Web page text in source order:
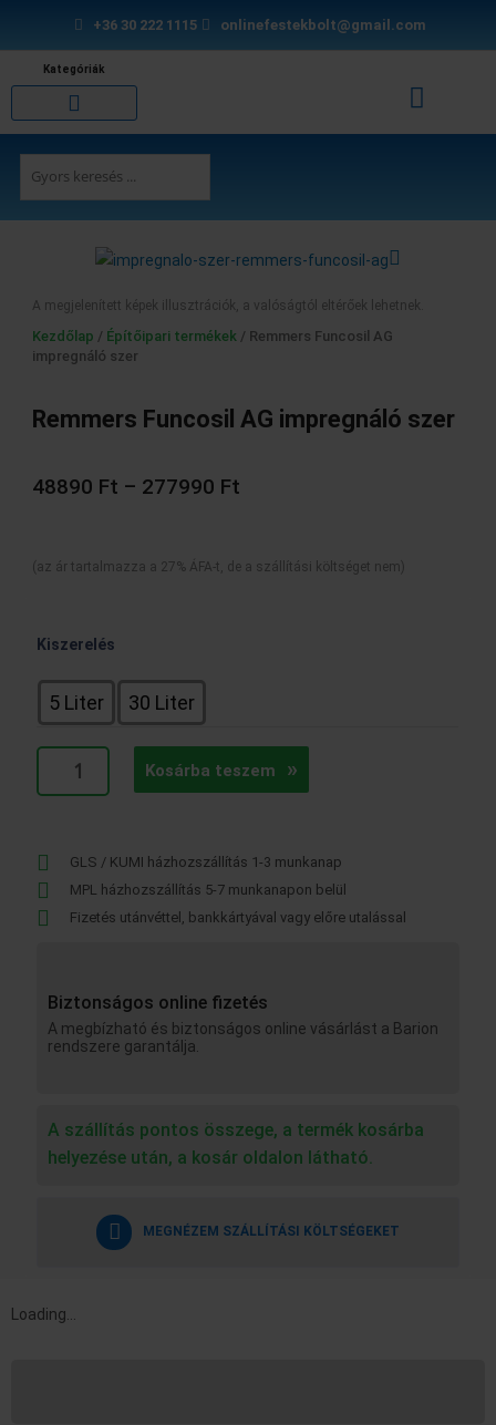
content
+36 30 222 1115 onlinefestekbolt@gmail.com
Kategóriák
Kosár
A megjelenített képek illusztrációk, a valóságtól eltérőek lehetnek.
Kezdőlap / Építőipari termékek / Remmers Funcosil AG
impregnáló szer
Remmers Funcosil AG impregnáló szer
48890 Ft – 277990 Ft
(az ár tartalmazza a 27% ÁFA-t, de a szállítási költséget nem)
Kiszerelés
5 Liter 30 Liter
Funcosil
impregnáló
Kosárba teszem
GLS / KUMI házhozszállítás 1-3 munkanap
MPL házhozszállítás 5-7 munkanapon belül
Fizetés utánvéttel, bankkártyával vagy előre utalással
Biztonságos online fizetés
A megbízható és biztonságos online vásárlást a Barion
rendszere garantálja.
A szállítás pontos összege, a termék kosárba
helyezése után, a kosár oldalon látható.
MEGNÉZEM SZÁLLÍTÁSI KÖLTSÉGEKET
Loading...